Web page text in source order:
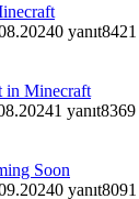
0 yanıt8421
in Minecraft
1 yanıt8369
Soon
0 yanıt8091